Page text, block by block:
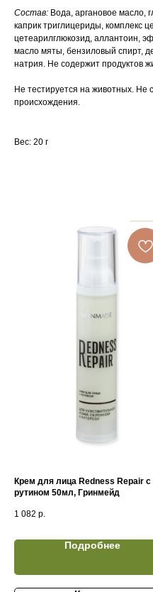
Состав: Вода, аргановое масло,
каприк триглицериды, комплекс
цетеарилглюкозид, аллантоин,
масло мяты, бензиловый спирт,
натрия. Не содержит продуктов
Не тестируется на животных. Не
происхождения.
Вес: 20 г
Крем для лица Redness Repair с
рутином 50мл, Гринмейд
1 082 р.
Подробнее